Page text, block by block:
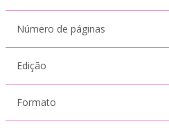
Número de páginas
Edição
Formato